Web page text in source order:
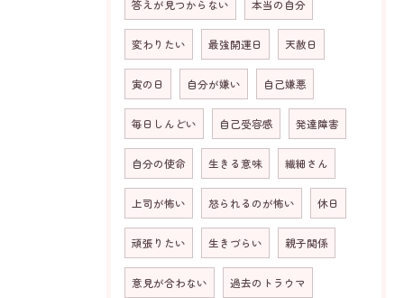
答えが見つからない 本当の自分
変わりたい 最強開運日 天赦日
寅の日 自分が嫌い 自己嫌悪
毎日しんどい 自己受容感 発達障害
自分の使命 生きる意味 繊細さん
上司が怖い 怒られるのが怖い 休日
頑張りたい 生きづらい 親子関係
意見が合わない 過去のトラウマ
お問い合わせはこちら